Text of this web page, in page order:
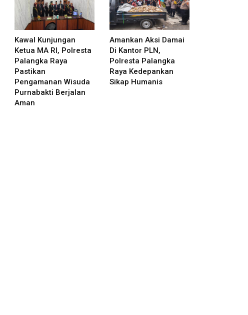
Kawal Kunjungan
Ketua MA RI, Polresta
Palangka Raya
Pastikan
Pengamanan Wisuda
Purnabakti Berjalan
Aman
Amankan Aksi Damai
Di Kantor PLN,
Polresta Palangka
Raya Kedepankan
Sikap Humanis